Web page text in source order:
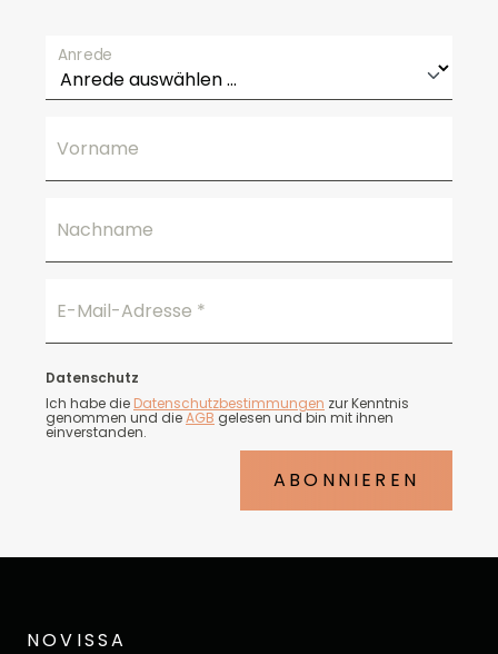
Anrede
Vorname
Nachname
E-Mail-Adresse *
Datenschutz
Ich habe die Datenschutzbestimmungen zur Kenntnis
genommen und dieAGB gelesen und bin mit ihnen
einverstanden.
ABONNIEREN
NOVISSA